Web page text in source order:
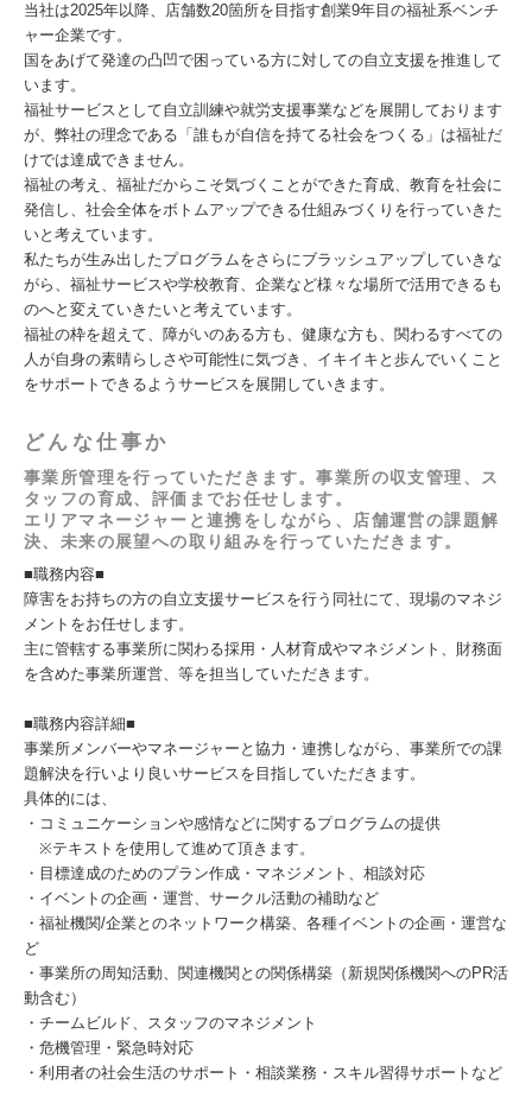
当社は2025年以降、店舗数20箇所を目指す創業9年目の福祉系ベンチ
ャー企業です。
国をあげて発達の凸凹で困っている方に対しての自立支援を推進して
います。
福祉サービスとして自立訓練や就労支援事業などを展開しております
が、弊社の理念である「誰もが自信を持てる社会をつくる」は福祉だ
けでは達成できません。
福祉の考え、福祉だからこそ気づくことができた育成、教育を社会に
発信し、社会全体をボトムアップできる仕組みづくりを行っていきた
いと考えています。
私たちが⽣み出したプログラムをさらにブラッシュアップしていきな
がら、福祉サービスや学校教育、企業など様々な場所で活⽤できるも
のへと変えていきたいと考えています。
福祉の枠を超えて、障がいのある方も、健康な方も、関わるすべての
人が自身の素晴らしさや可能性に気づき、イキイキと歩んでいくこと
をサポートできるようサービスを展開していきます。
どんな仕事か
事業所管理を行っていただきます。事業所の収支管理、ス
タッフの育成、評価までお任せします。
エリアマネージャーと連携をしながら、店舗運営の課題解
決、未来の展望への取り組みを行っていただきます。
■職務内容■
障害をお持ちの方の自立支援サービスを行う同社にて、現場のマネジ
メントをお任せします。
主に管轄する事業所に関わる採用・人材育成やマネジメント、財務面
を含めた事業所運営、等を担当していただきます。
■職務内容詳細■
事業所メンバーやマネージャーと協力・連携しながら、事業所での課
題解決を行いより良いサービスを目指していただきます。
具体的には、
・コミュニケーションや感情などに関するプログラムの提供
※テキストを使用して進めて頂きます。
・目標達成のためのプラン作成・マネジメント、相談対応
・イベントの企画・運営、サークル活動の補助など
・福祉機関/企業とのネットワーク構築、各種イベントの企画・運営な
ど
・事業所の周知活動、関連機関との関係構築（新規関係機関へのPR活
動含む）
・チームビルド、スタッフのマネジメント
・危機管理・緊急時対応
・利用者の社会生活のサポート・相談業務・スキル習得サポートなど